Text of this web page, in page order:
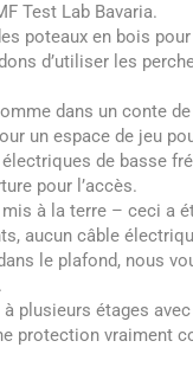
Test Lab Bavaria.
poteaux en bois
d’utiliser les
dans un conte
un espace de jeu
de basse
pour l’accès.
mis à la terre – ceci
aucun câble
le plafond, nous
plusieurs étages
protection vraiment